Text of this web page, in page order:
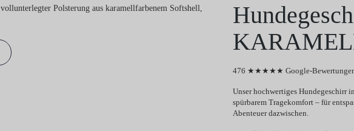
476 ★★★★★ Google-
Unser hochwertiges Hundegeschirr
spürbarem Tragekomfort – für
Abenteuer dazwischen.